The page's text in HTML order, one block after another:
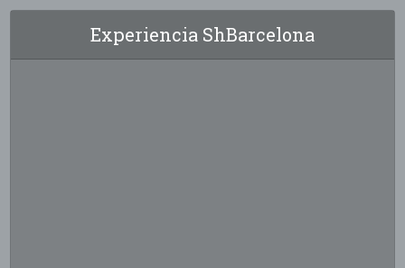
Experiencia ShBarcelona